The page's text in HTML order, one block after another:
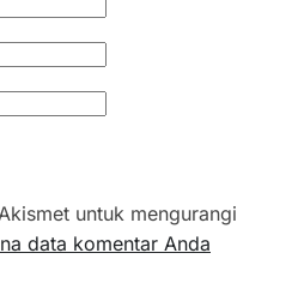
untuk mengurangi
data komentar Anda